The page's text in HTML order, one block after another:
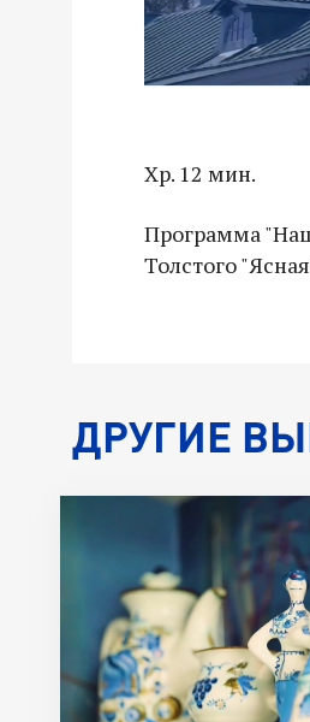
Хр. 12 мин.
Программа
Толстого
ДРУГИЕ